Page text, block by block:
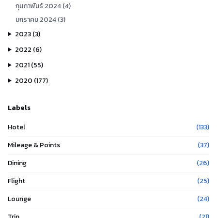
กุมภาพันธ์2024(4)
มกราคม2024(3)
2023(3)
2022 (6)
2021(55)
2020 (177)
Labels
Hotel
(133)
Mileage & Points
(37)
Dining
(26)
Flight
(25)
Lounge
(24)